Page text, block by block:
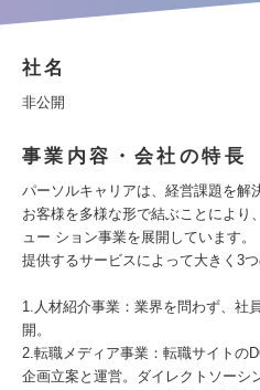
社名
非公開
事業内容・会社の特長
パーソルキャリアは、経営課題を解
お客様を多様な形で結ぶことにより
ュー ション事業を展開しています。
提供するサービスによって大きく3
1.人材紹介事業：業界を問わず、社
開。
2.転職メディア事業：転職サイトの
企画立案と運営。ダイレクトソーシ